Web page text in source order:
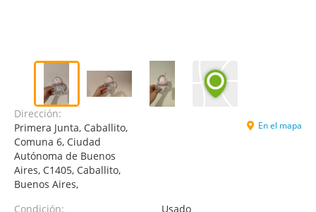
Dirección:
Primera Junta, Caballito,
Comuna 6, Ciudad
Autónoma de Buenos
Aires, C1405, Caballito,
Buenos Aires,
En el mapa
Condición:
Usado